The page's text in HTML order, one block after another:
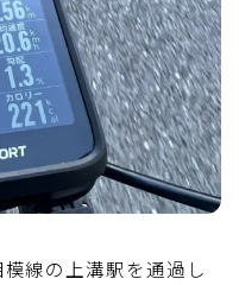
線の上溝駅を通過し